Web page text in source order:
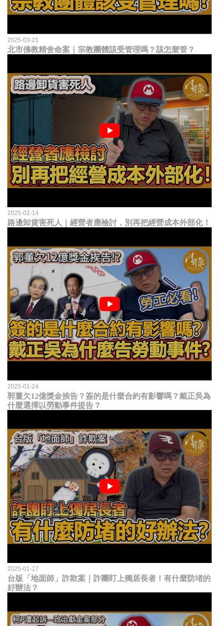
2025-03-21
北市佛教精舍命案｜宗教團體該受管理嗎？該怎麼管？
2025-02-14
路邊卸貨害死人｜經營者應檢討，別再把經營成本外部化！
2025-01-24
郭董欠12億獎金挨告？簽的是什麼合約有影響嗎？戴正吳為
什麼選擇以勞動事件提告？
2025-01-17
台版「地面師」詐欺案｜詐團盯上獨居長者！有什麼防堵的
好辦法？